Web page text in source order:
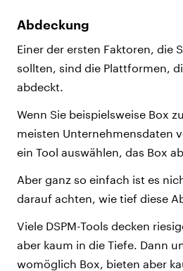
Abdeckung
Einer der ersten Faktoren, die
sollten, sind die Plattformen,
abdeckt.
Wenn Sie beispielsweise Box
meisten Unternehmensdaten
ein Tool auswählen, das Box
Aber ganz so einfach ist es
darauf achten, wie tief diese
Viele DSPM-Tools decken
aber kaum in die Tiefe. Dann
womöglich Box, bieten aber